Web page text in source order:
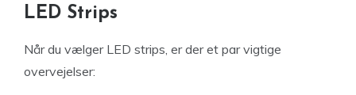
LED Strips
Når du vælger LED strips, er der et par vigtige
overvejelser: